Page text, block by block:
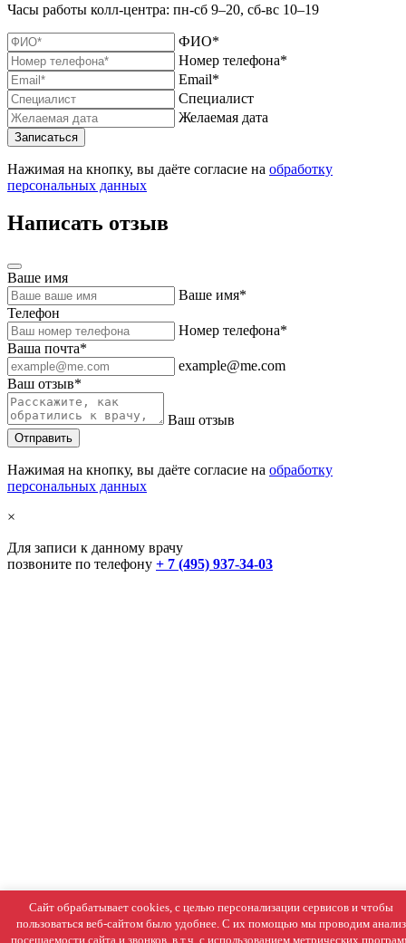
Сайт обрабатывает cookies, с целью персонализации сервисов и чтобы
пользоваться веб-сайтом было удобнее. С их помощью мы проводим анализ
посещаемости сайта и звонков, в т.ч. с использованием метрических
Часы работы колл-центра: пн-сб 9–20, сб-вс 10–19
ФИО*
Номер телефона*
Email*
Специалист
Желаемая дата
Нажимая на кнопку, вы даёте согласие на обработку
персональных данных
Написать отзыв
Ваше имя
Ваше имя*
Телефон
Номер телефона*
Ваша почта*
example@me.com
Ваш отзыв*
Ваш отзыв
Нажимая на кнопку, вы даёте согласие на обработку
персональных данных
×
Для записи к данному врачу
позвоните по телефону + 7 (495) 937-34-03